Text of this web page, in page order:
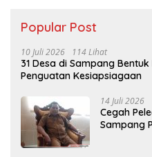
Popular Post
10 Juli 2026 114 Lihat
31 Desa di Sampang Bentuk
Penguatan Kesiapsiagaan
14 Juli 2026
Cegah
Sampang